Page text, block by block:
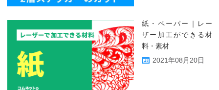
紙・ペーパー｜レー
ザー加工ができる材
料・素材
2021年08月20日